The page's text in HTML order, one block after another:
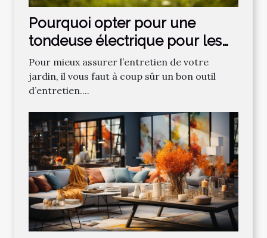
Pourquoi opter pour une
tondeuse électrique pour les
gazons ?
Pour mieux assurer l’entretien de votre
jardin, il vous faut à coup sûr un bon outil
d’entretien....